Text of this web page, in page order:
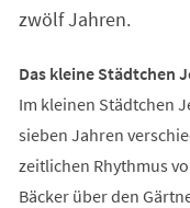
zwölf Jahren.
Das kleine Städtchen
Im kleinen Städtchen
sieben Jahren
zeitlichen Rhythmus
Bäcker über den